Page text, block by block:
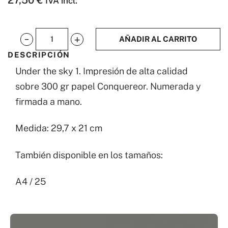
Under
the
sky
nº1
cantidad
AÑADIR AL CARRITO
DESCRIPCIÓN
Under the sky 1. Impresión de alta calidad
sobre 300 gr papel Conquereor. Numerada y
firmada a mano.
Medida: 29,7 x 21 cm
También disponible en los tamaños:
A4 / 25